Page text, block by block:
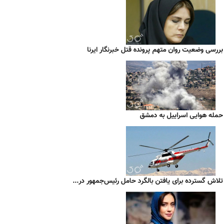
بررسی وضعیت روان متهم پرونده قتل خبرنگار ایرنا
حمله هوایی اسراییل به دمشق
تلاش گسترده برای یافتن بالگرد حامل رئیس‌جمهور در...